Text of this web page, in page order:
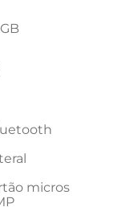
micros